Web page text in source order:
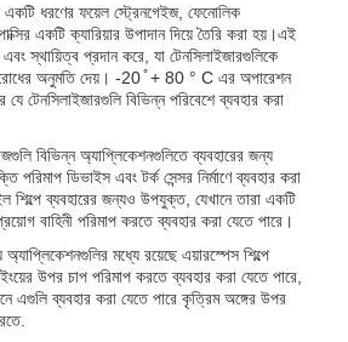
একটি ধরণের ফয়েল স্ট্রেনগেইজ, ফেনোলিক
একটি ক্যারিয়ার উপাদান দিয়ে তৈরি করা হয়।এই
স্থায়িত্ব প্রদান করে, যা টেনসিলাইজারগুলিকে
অনুমতি দেয়। -20 ̊ + 80 ° C এর অপারেশন
যে টেনসিলাইজারগুলি বিভিন্ন পরিবেশে ব্যবহার করা
বিভিন্ন অ্যাপ্লিকেশনগুলিতে ব্যবহারের জন্য
ডিভাইস এবং টর্ক সেন্সর নির্মাণে ব্যবহার করা
শিল্পে ব্যবহারের জন্যও উপযুক্ত, যেখানে তারা একটি
বাহিনী পরিমাপ করতে ব্যবহার করা যেতে পারে।
মধ্যে রয়েছে এয়ারস্পেস শিল্পে
উপর চাপ পরিমাপ করতে ব্যবহার করা যেতে পারে,
এগুলি ব্যবহার করা যেতে পারে কৃত্রিম অঙ্গের উপর